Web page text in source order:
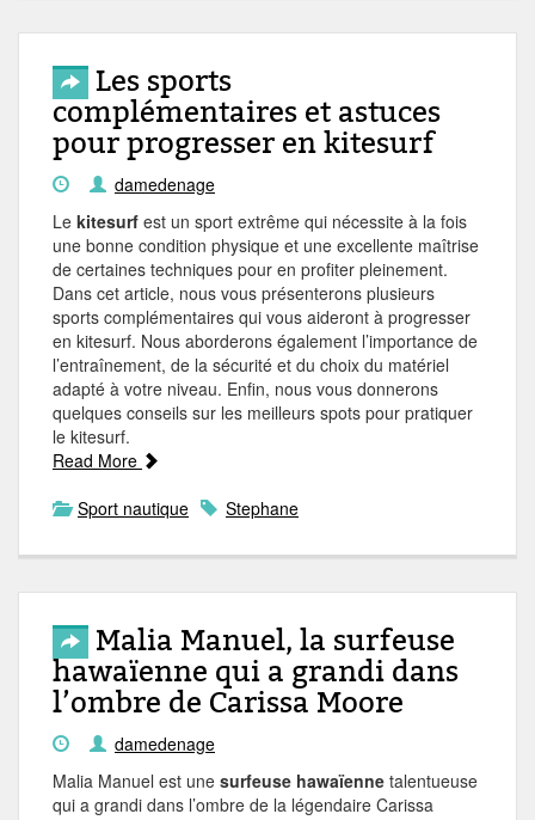
Les sports
complémentaires et astuces
pour progresser en kitesurf
damedenage
Le kitesurf est un sport extrême qui nécessite à la fois
une bonne condition physique et une excellente maîtrise
de certaines techniques pour en profiter pleinement.
Dans cet article, nous vous présenterons plusieurs
sports complémentaires qui vous aideront à progresser
en kitesurf. Nous aborderons également l’importance de
l’entraînement, de la sécurité et du choix du matériel
adapté à votre niveau. Enfin, nous vous donnerons
quelques conseils sur les meilleurs spots pour pratiquer
le kitesurf.
Read More
Sport nautique
Stephane
Malia Manuel, la surfeuse
hawaïenne qui a grandi dans
l’ombre de Carissa Moore
damedenage
Malia Manuel est une surfeuse hawaïenne talentueuse
qui a grandi dans l’ombre de la légendaire Carissa